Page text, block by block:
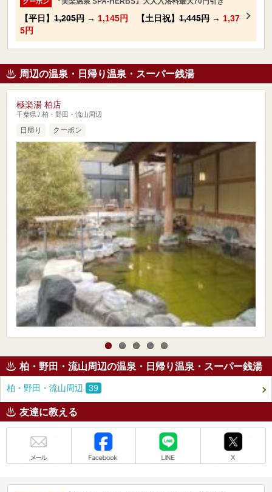
【平日】 1,205円 → 1,145円 【土日祝】 1,445円 → 1,37
5円
周辺の温泉・日帰り温泉・スーパー銭湯
極楽湯 柏店
千葉県 / 柏・野田・流山周辺
日帰り クーポン
柏・野田・流山周辺の温泉・日帰り温泉・スーパー銭湯
柏・野田・流山周辺 39
友達に教える